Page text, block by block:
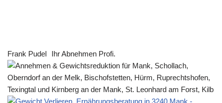
Frank Pudel Ihr Abnehmen Profi.